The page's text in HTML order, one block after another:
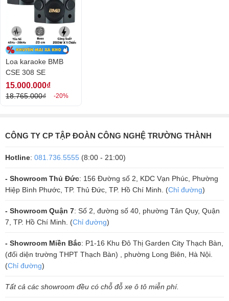
Loa karaoke BMB
CSE 308 SE
15.000.000₫
18.765.000₫ -20%
CÔNG TY CP TẬP ĐOÀN CÔNG NGHỆ TRƯỜNG THÀNH
Hotline: 081.736.5555 (8:00 - 21:00)
- Showroom Thủ Đức: 156 Đường số 2, KDC Vạn Phúc, Phường
Hiệp Bình Phước, TP. Thủ Đức, TP. Hồ Chí Minh. (Chỉ đường)
- Showroom Quận 7: Số 2, đường số 40, phường Tân Quy, Quận
7, TP. Hồ Chí Minh. (Chỉ đường)
- Showroom Miền Bắc: P1-16 Khu Đô Thị Garden City Thạch Bàn,
(đối diện trường THPT Thạch Bàn) , phường Long Biên, Hà Nội.
(Chỉ đường)
Tất cả các showroom đều có chỗ đỗ xe ô tô miễn phí.